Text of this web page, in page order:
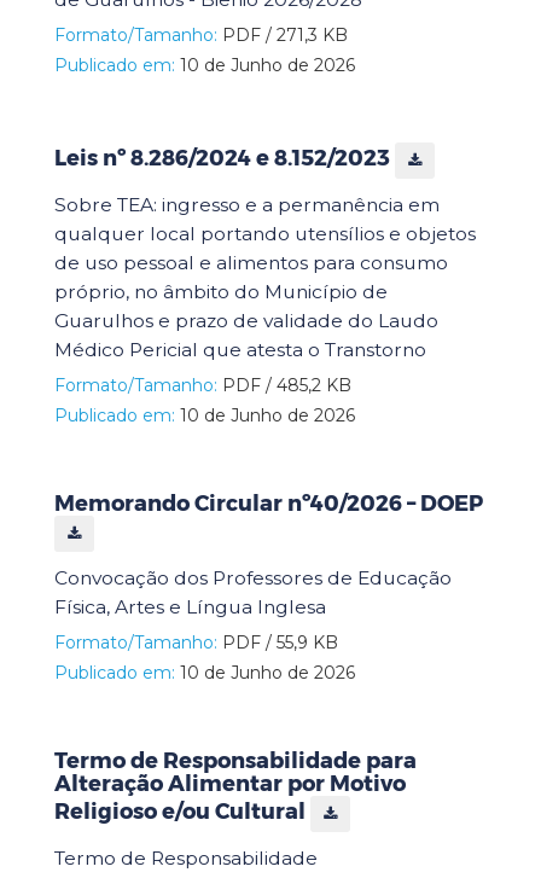
Formato/Tamanho: PDF / 271,3 KB
Publicado em: 10 de Junho de 2026
Leis nº 8.286/2024 e 8.152/2023
Sobre TEA: ingresso e a permanência em
qualquer local portando utensílios e objetos
de uso pessoal e alimentos para consumo
próprio, no âmbito do Município de
Guarulhos e prazo de validade do Laudo
Médico Pericial que atesta o Transtorno
Formato/Tamanho: PDF / 485,2 KB
Publicado em: 10 de Junho de 2026
Memorando Circular nº40/2026 – DOEP
Convocação dos Professores de Educação
Física, Artes e Língua Inglesa
Formato/Tamanho: PDF / 55,9 KB
Publicado em: 10 de Junho de 2026
Termo de Responsabilidade para
Alteração Alimentar por Motivo
Religioso e/ou Cultural
Termo de Responsabilidade